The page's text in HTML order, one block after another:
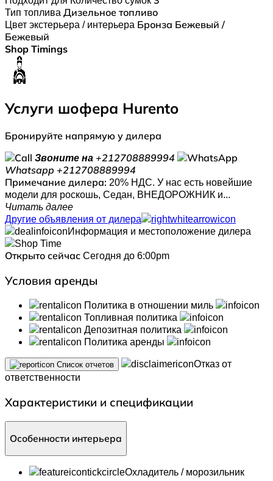
Тип топлива Дизельное топливо
Цвет экстерьера / интерьера Бронза Бежевый /
Бежевый
Shop Timings
Услуги шофера Hurento
Бронируйте напрямую у дилера
Звоните на +212708889994
Whatsapp +212708889994
Примечание дилера: 20% НДС. У нас есть новейшие
модели для роскошь, Седан, ВНЕДОРОЖНИК и...
Читать далее
Другие объявления от дилера
Информация и местоположение дилера
Открыто сейчас Сегодня до 6:00pm
Условия аренды
Политика в отношении миль
Топливная политика
Депозитная политика
Политика аренды
Список отчетов
Отказ от
ответственности
Характеристики и спецификации
Особенности интерьера
Охладитель / морозильник